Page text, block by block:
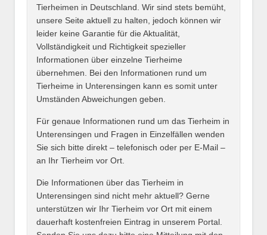
E-Mail*
Name des Tierheims*
Tierheimen in Deutschland. Wir sind stets bemüht,
unsere Seite aktuell zu halten, jedoch können wir
leider keine Garantie für die Aktualität,
Vollständigkeit und Richtigkeit spezieller
Informationen über einzelne Tierheime
übernehmen. Bei den Informationen rund um
Tierheime in Unterensingen kann es somit unter
Umständen Abweichungen geben.
Für genaue Informationen rund um das Tierheim in
Unterensingen und Fragen in Einzelfällen wenden
Sie sich bitte direkt – telefonisch oder per E-Mail –
an Ihr Tierheim vor Ort.
Die Informationen über das Tierheim in
Unterensingen sind nicht mehr aktuell? Gerne
unterstützen wir Ihr Tierheim vor Ort mit einem
dauerhaft kostenfreien Eintrag in unserem Portal.